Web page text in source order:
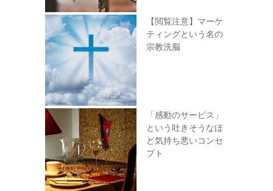
【閲覧注意】マーケ
ティングという名の
宗教洗脳
「感動のサービス」
という吐きそうなほ
ど気持ち悪いコンセ
プト